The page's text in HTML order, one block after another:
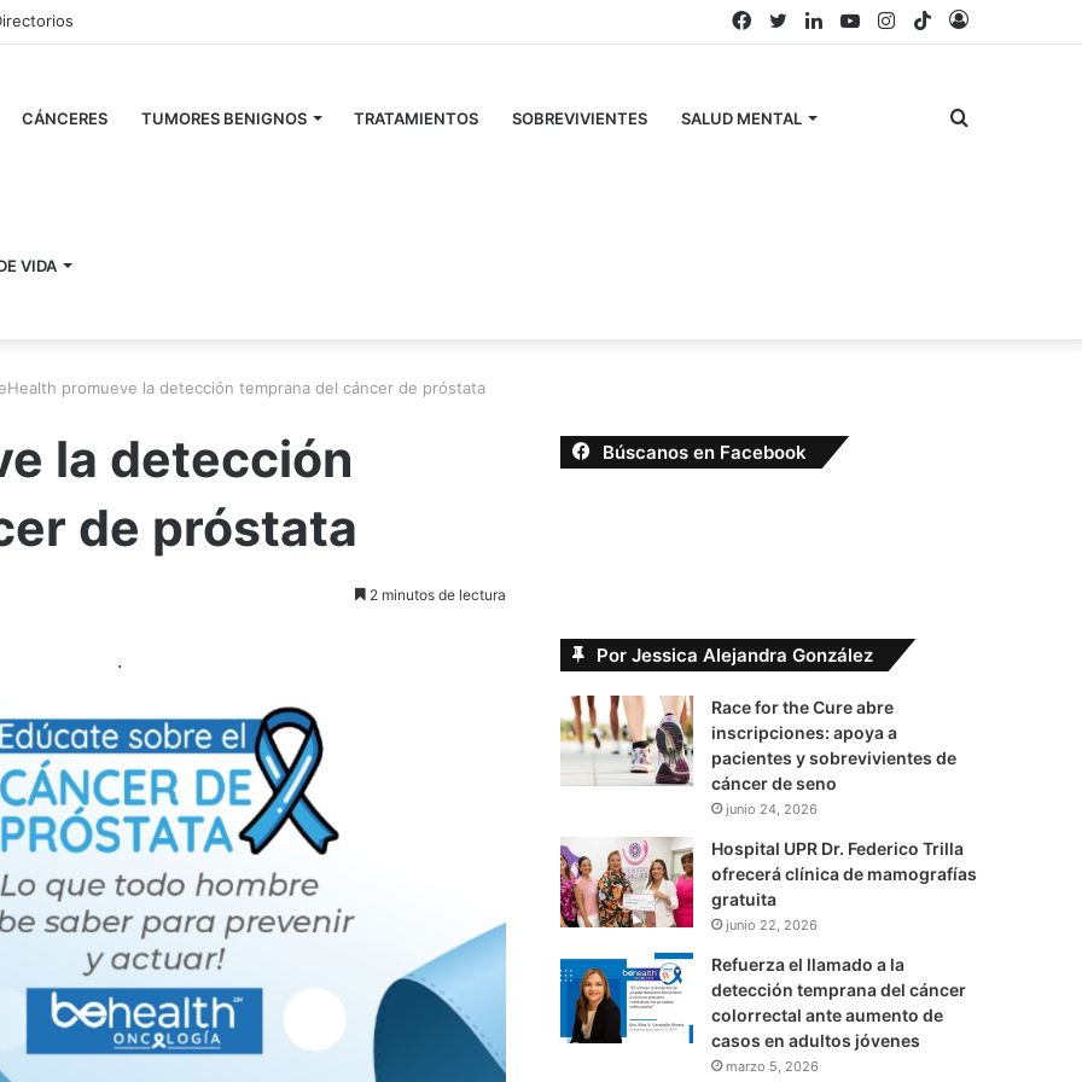
TikTok
Instagram
YouTube
LinkedIn
Twitter
Facebook
CÁNCERES TUMORES BENIGNOS TRATAMIENTOS SOBREVIVIENTES SALUD MENTAL
VIDA
Buscar
promueve la detección temprana del cáncer de próstata
la detección
de próstata
2 minutos de lectura
Búscanos en Facebook
Por Jessica Alejandra González
Race for the Cure abre
inscripciones: apoya a
pacientes y sobrevivientes de
cáncer de seno
junio 24, 2026
Hospital UPR Dr. Federico Trilla
ofrecerá clínica de mamografías
gratuita
junio 22, 2026
Refuerza el llamado a la
detección temprana del cáncer
colorrectal ante aumento de
casos en adultos jóvenes
marzo 5, 2026